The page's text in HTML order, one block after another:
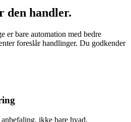
den handler.
er bare automation med bedre
foreslår handlinger. Du godkender
ikke bare hvad.